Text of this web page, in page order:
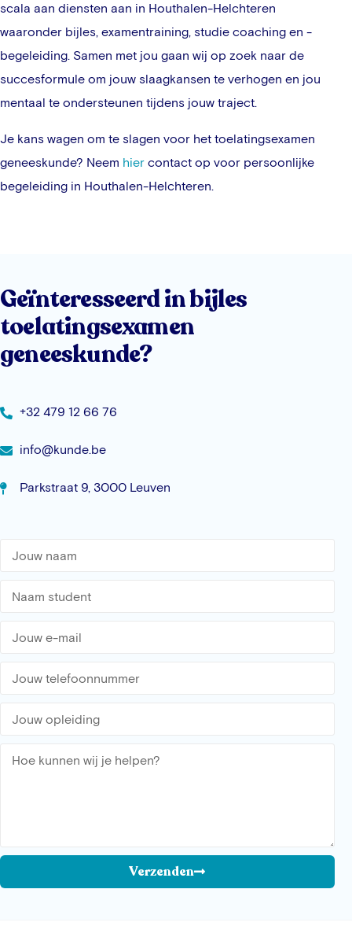
scala aan diensten aan in Houthalen-Helchteren
waaronder bijles, examentraining, studie coaching en -
begeleiding. Samen met jou gaan wij op zoek naar de
succesformule om jouw slaagkansen te verhogen en jou
mentaal te ondersteunen tijdens jouw traject.
Je kans wagen om te slagen voor het toelatingsexamen
geneeskunde? Neem hier contact op voor persoonlijke
begeleiding in Houthalen-Helchteren.
Geïnteresseerd in bijles
toelatingsexamen
geneeskunde?
+32 479 12 66 76
info@kunde.be
Parkstraat 9, 3000 Leuven
Verzenden